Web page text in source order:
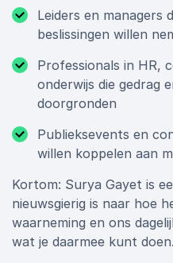
Leiders en managers
beslissingen willen
Professionals in HR,
onderwijs die gedrag
doorgronden
Publieksevents en
willen koppelen aan
Kortom: Surya Gayet is
nieuwsgierig is naar hoe
waarneming en ons
wat je daarmee kunt doen.